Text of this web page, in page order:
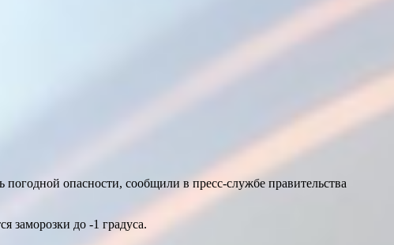
опасности, сообщили в пресс-службе правительства
заморозки до -1 градуса.